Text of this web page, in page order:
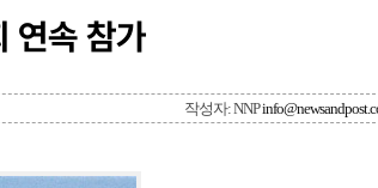
연속 참가
작성자: NNP